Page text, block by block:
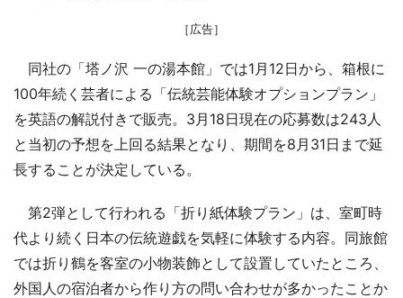
［広告］
同社の「塔ノ沢 一の湯本館」では1月12日から、箱根に
100年続く芸者による「伝統芸能体験オプションプラン」
を英語の解説付きで販売。3月18日現在の応募数は243人
と当初の予想を上回る結果となり、期間を8月31日まで延
長することが決定している。
第2弾として行われる「折り紙体験プラン」は、室町時
代より続く日本の伝統遊戯を気軽に体験する内容。同旅館
では折り鶴を客室の小物装飾として設置していたところ、
外国人の宿泊者から作り方の問い合わせが多かったことか